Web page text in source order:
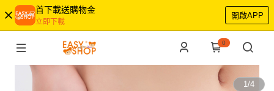
首下載送購物金
立即下載
開啟APP
0
1/4